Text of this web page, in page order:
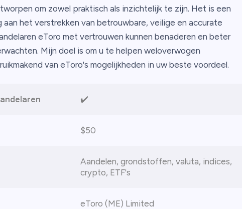
om zowel praktisch als inzichtelijk te zijn. Het is een
het verstrekken van betrouwbare, veilige en accurate
eToro met vertrouwen kunnen benaderen en beter
Mijn doel is om u te helpen weloverwogen
van eToro's mogelijkheden in uw beste voordeel.
✔️
$50
Aandelen, grondstoffen, valuta, indices,
crypto, ETF's
eToro (ME) Limited